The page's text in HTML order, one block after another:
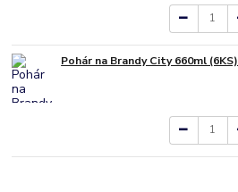
Pohár na Brandy City 660ml (6KS)